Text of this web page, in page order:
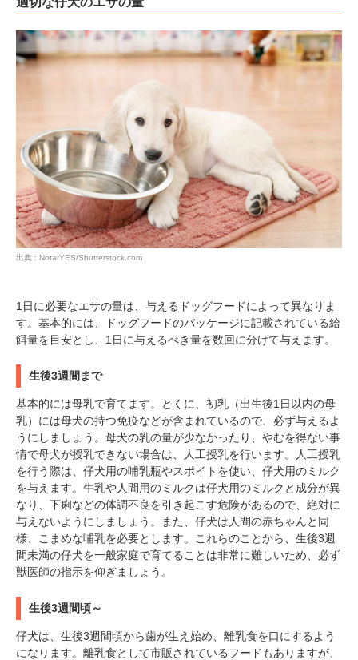
出典 : NotarYES/Shutterstock.com
1日に必要なエサの量は、与えるドッグフードによって異なりま
す。基本的には、ドッグフードのパッケージに記載されている給
餌量を目安とし、1日に与えるべき量を数回に分けて与えます。
生後3週間まで
基本的には母乳で育てます。とくに、初乳（出生後1日以内の母
乳）には母犬の持つ免疫などが含まれているので、必ず与えるよ
うにしましょう。母犬の乳の量が少なかったり、やむを得ない事
情で母犬が授乳できない場合は、人工授乳を行います。人工授乳
を行う際は、仔犬用の哺乳瓶やスポイトを使い、仔犬用のミルク
を与えます。牛乳や人間用のミルクは仔犬用のミルクと成分が異
なり、下痢などの体調不良を引き起こす危険があるので、絶対に
与えないようにしましょう。また、仔犬は人間の赤ちゃんと同
様、こまめな哺乳を必要とします。これらのことから、生後3週
間未満の仔犬を一般家庭で育てることは非常に難しいため、必ず
獣医師の指示を仰ぎましょう。
生後3週間頃～
仔犬は、生後3週間頃から歯が生え始め、離乳食を口にするよう
になります。離乳食として市販されているフードもありますが、